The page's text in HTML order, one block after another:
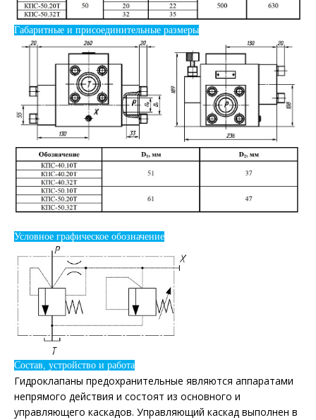
Габаритные и присоединительные размеры
Условное графическое обозначение
Состав, устройство и работа
Гидроклапаны предохранительные являются аппаратами
непрямого действия и состоят из основного и
управляющего каскадов. Управляющий каскад выполнен в